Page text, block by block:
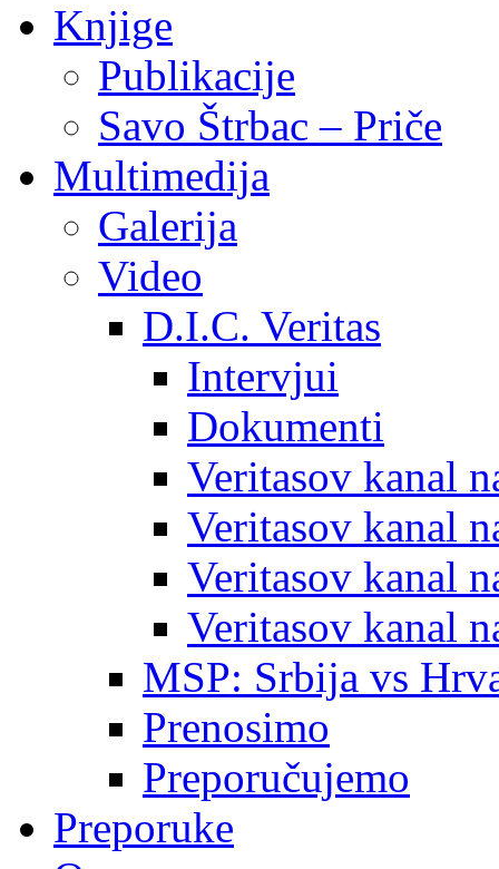
Knjige
Publikacije
Savo Štrbac – Priče
Multimedija
Galerija
Video
D.I.C. Veritas
Intervjui
Dokumenti
Veritasov kanal
Veritasov kanal
Veritasov kanal
Veritasov kanal
MSP: Srbija vs
Prenosimo
Preporučujemo
Preporuke